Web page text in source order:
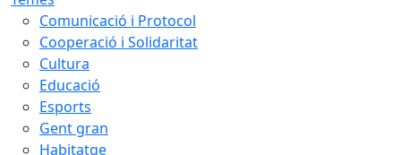
Comunicació i Protocol
Cooperació i Solidaritat
Cultura
Educació
Esports
Gent gran
Habitatge